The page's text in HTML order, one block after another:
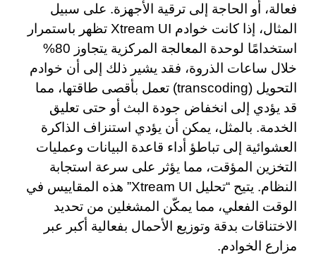
فعالة، أو الحاجة إلى ترقية الأجهزة. على سبيل
المثال، إذا كانت خوادم Xtream UI تظهر باستمرار
استخدامًا لوحدة المعالجة المركزية يتجاوز 80%
خلال ساعات الذروة، فقد يشير ذلك إلى أن خوادم
التحويل (transcoding) تعمل بأقصى طاقتها، مما
قد يؤدي إلى انخفاض جودة البث أو حتى تعليق
الخدمة. بالمثل، يمكن أن يؤدي استنزاف الذاكرة
العشوائية إلى تباطؤ أداء قاعدة البيانات وعمليات
التخزين المؤقت، مما يؤثر على سرعة استجابة
النظام. يتيح “تحليل Xtream UI” هذه المقاييس في
الوقت الفعلي، مما يمكّن المشغلين من تحديد
الاختناقات بدقة وتوزيع الأحمال بفعالية أكبر عبر
مزارع الخوادم.